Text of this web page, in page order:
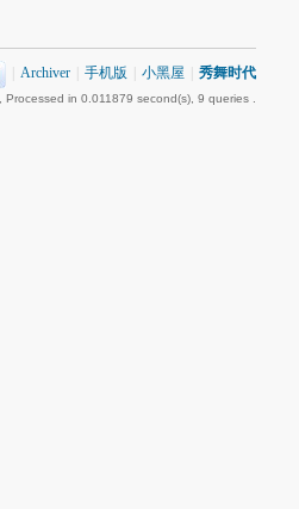
Archiver 手机版 小黑屋 秀舞时代
, Processed in 0.011879 second(s), 9 queries .